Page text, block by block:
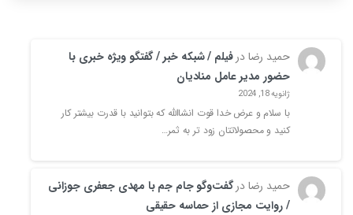
حمید رضادرفیلم / شبکه خبر / گفتگو ویژه خبری با
حضور مدیر عامل منادیان
ژانویه 18, 2024
با سلام و عرض خدا قوت انشاالله که بتوانید با قدرت بیشتر کار
کنید و محصولاتتان زود تر به ثمر…
حمید رضادرگفت‌وگو جام جم با مهدی جعفری جوزانی
/ روایت‌ مجازی از حماسه‌ حقیقی